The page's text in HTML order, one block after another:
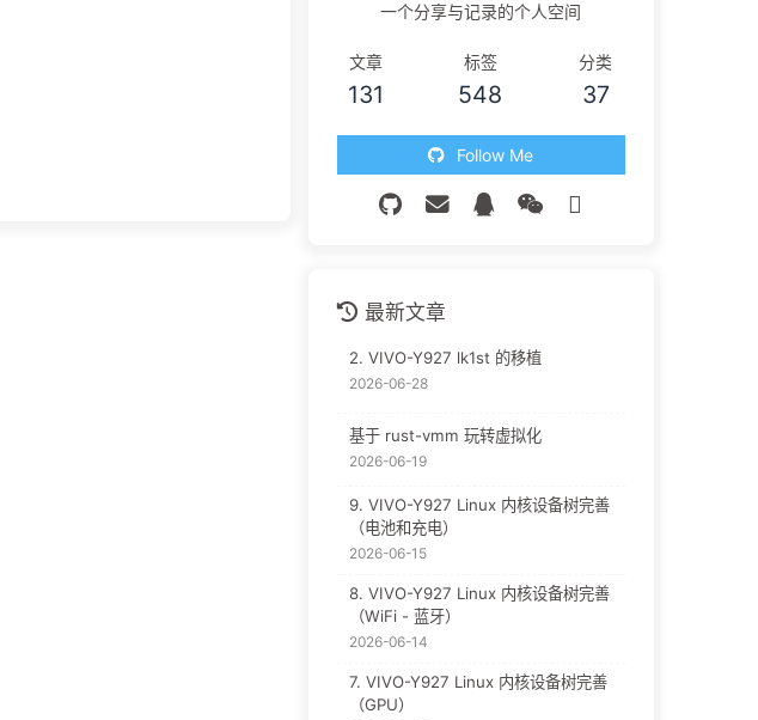
一个分享与记录的个人空间
文章
131
标签
548
分类
37
Follow Me
最新文章
2. VIVO-Y927 lk1st 的移植
2026-06-28
基于 rust-vmm 玩转虚拟化
2026-06-19
9. VIVO-Y927 Linux 内核设备树完善
（电池和充电）
2026-06-15
8. VIVO-Y927 Linux 内核设备树完善
（WiFi - 蓝牙）
2026-06-14
7. VIVO-Y927 Linux 内核设备树完善
（GPU）